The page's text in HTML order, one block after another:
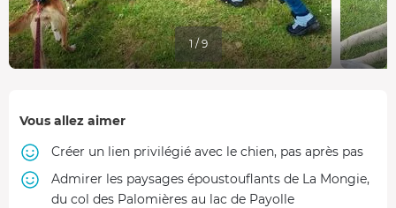
1 / 9
Vous allez aimer
Créer un lien privilégié avec le chien, pas après pas
Admirer les paysages époustouflants de La Mongie,
du col des Palomières au lac de Payolle